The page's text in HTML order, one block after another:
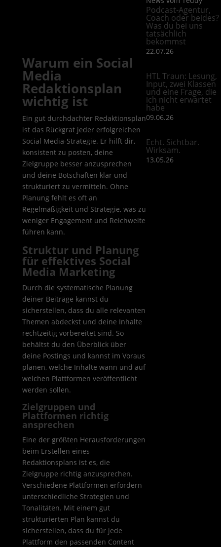
Warum ein Social
Media
Redaktionsplan
wichtig ist
Ein gut durchdachter Redaktionsplan
ist das Rückgrat jeder erfolgreichen
Social Media-Strategie. Er hilft dir,
konsistent zu posten, deine
Zielgruppe besser anzusprechen
und deine Botschaften klar und
strukturiert zu vermitteln. Ohne
Planung fehlt es oft an
Regelmäßigkeit und Strategie, was zu
weniger Engagement und Reichweite
führen kann.
Struktur und Planung
für effektives Social
Media Marketing
Durch die systematische Planung
deiner Beiträge kannst du
sicherstellen, dass du alle relevanten
Themen abdeckst und deine Inhalte
rechtzeitig vorbereitet sind. So
behältst du den Überblick über
deine Postings und kannst im Voraus
planen, welche Inhalte wann und auf
welchen Plattformen veröffentlicht
werden sollen.
Zielgruppen und
Plattformen richtig
ansprechen
Eine der größten Herausforderungen
beim Erstellen eines
Redaktionsplans ist es, die
Zielgruppe richtig anzusprechen.
Verschiedene Plattformen erfordern
unterschiedliche Strategien und
Tonalitäten. Mit einem gut
strukturierten Plan kannst du
sicherstellen, dass du für jede
Plattform den passenden Content
Podcast-Agentur,
Coach oder beides?
Was du bei uns
tatsächlich
bekommst
22.07.26
HTL Traun: Lesung,
Input, zwei Klassen
und eine Frage, die
ich nicht erwartet
habe
09.06.26
Echt. Sichtbar.
Wirksam.
13.05.26